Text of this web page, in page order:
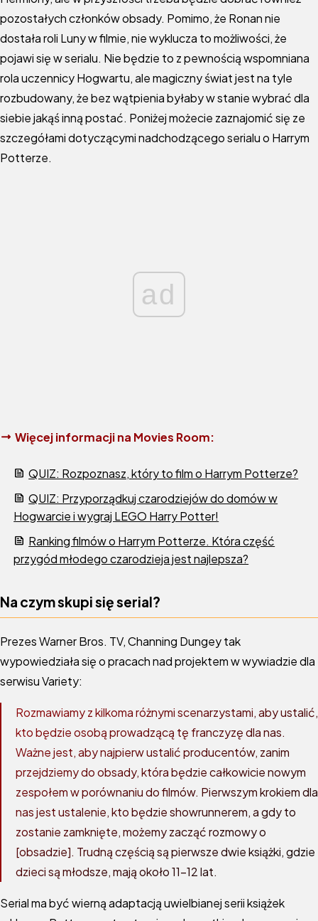
pozostałych członków obsady. Pomimo, że Ronan nie
dostała roli Luny w filmie, nie wyklucza to możliwości, że
pojawi się w serialu. Nie będzie to z pewnością wspomniana
rola uczennicy Hogwartu, ale magiczny świat jest na tyle
rozbudowany, że bez wątpienia byłaby w stanie wybrać dla
siebie jakąś inną postać. Poniżej możecie zaznajomić się ze
szczegółami dotyczącymi nadchodzącego serialu o Harrym
Potterze.
ad
Więcej informacji na Movies Room:
QUIZ: Rozpoznasz, który to film o Harrym Potterze?
QUIZ: Przyporządkuj czarodziejów do domów w
Hogwarcie i wygraj LEGO Harry Potter!
Ranking filmów o Harrym Potterze. Która część
przygód młodego czarodzieja jest najlepsza?
Na czym skupi się serial?
Prezes Warner Bros. TV, Channing Dungey tak
wypowiedziała się o pracach nad projektem w wywiadzie dla
serwisu Variety:
Rozmawiamy z kilkoma różnymi scenarzystami, aby ustalić,
kto będzie osobą prowadzącą tę franczyzę dla nas.
Ważne jest, aby najpierw ustalić producentów, zanim
przejdziemy do obsady, która będzie całkowicie nowym
zespołem w porównaniu do filmów. Pierwszym krokiem dla
nas jest ustalenie, kto będzie showrunnerem, a gdy to
zostanie zamknięte, możemy zacząć rozmowy o
[obsadzie]. Trudną częścią są pierwsze dwie książki, gdzie
dzieci są młodsze, mają około 11-12 lat.
Serial ma być wierną adaptacją uwielbianej serii książek